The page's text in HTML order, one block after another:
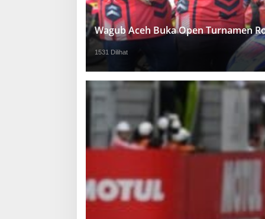
Wagub Aceh Buka Open Turnamen
1531 Dilihat